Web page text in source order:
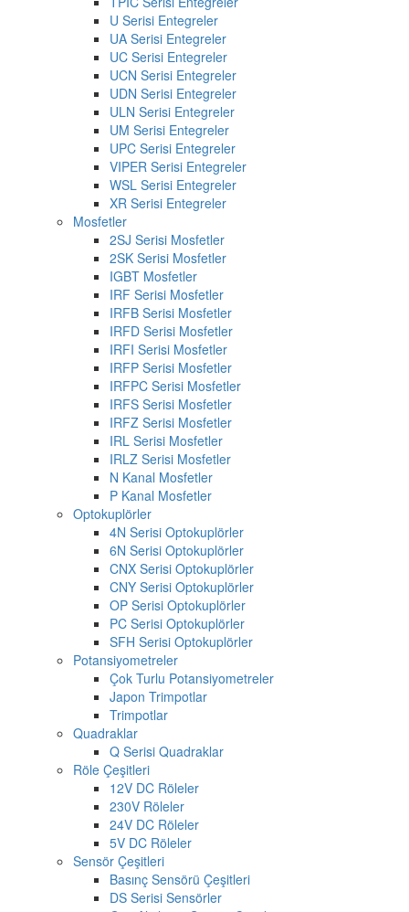
U Serisi Entegreler
UA Serisi Entegreler
UC Serisi Entegreler
UCN Serisi Entegreler
UDN Serisi Entegreler
ULN Serisi Entegreler
UM Serisi Entegreler
UPC Serisi Entegreler
VIPER Serisi Entegreler
WSL Serisi Entegreler
XR Serisi Entegreler
Mosfetler
2SJ Serisi Mosfetler
2SK Serisi Mosfetler
IGBT Mosfetler
IRF Serisi Mosfetler
IRFB Serisi Mosfetler
IRFD Serisi Mosfetler
IRFI Serisi Mosfetler
IRFP Serisi Mosfetler
IRFPC Serisi Mosfetler
IRFS Serisi Mosfetler
IRFZ Serisi Mosfetler
IRL Serisi Mosfetler
IRLZ Serisi Mosfetler
N Kanal Mosfetler
P Kanal Mosfetler
Optokuplörler
4N Serisi Optokuplörler
6N Serisi Optokuplörler
CNX Serisi Optokuplörler
CNY Serisi Optokuplörler
OP Serisi Optokuplörler
PC Serisi Optokuplörler
SFH Serisi Optokuplörler
Potansiyometreler
Çok Turlu Potansiyometreler
Japon Trimpotlar
Trimpotlar
Quadraklar
Q Serisi Quadraklar
Röle Çeşitleri
12V DC Röleler
230V Röleler
24V DC Röleler
5V DC Röleler
Sensör Çeşitleri
Basınç Sensörü Çeşitleri
DS Serisi Sensörler